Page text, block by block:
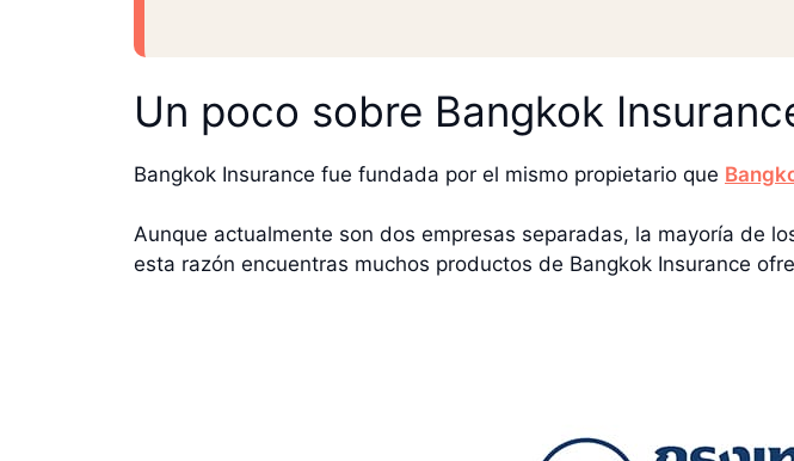
Un poco sobre Bangkok
Bangkok Insurance fue fundada por el mismo propietario que
Aunque actualmente son dos empresas separadas, la mayoría de
esta razón encuentras muchos productos de Bangkok Insurance